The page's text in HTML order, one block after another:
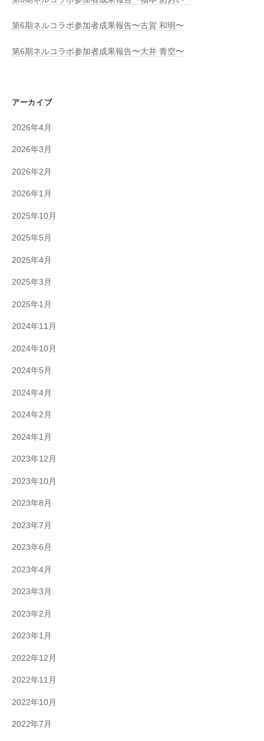
第6期ネルコラボ参加者成果報告〜古賀 和明〜
第6期ネルコラボ参加者成果報告〜大井 青空〜
アーカイブ
2026年4月
2026年3月
2026年2月
2026年1月
2025年10月
2025年5月
2025年4月
2025年3月
2025年1月
2024年11月
2024年10月
2024年5月
2024年4月
2024年2月
2024年1月
2023年12月
2023年10月
2023年8月
2023年7月
2023年6月
2023年4月
2023年3月
2023年2月
2023年1月
2022年12月
2022年11月
2022年10月
2022年7月